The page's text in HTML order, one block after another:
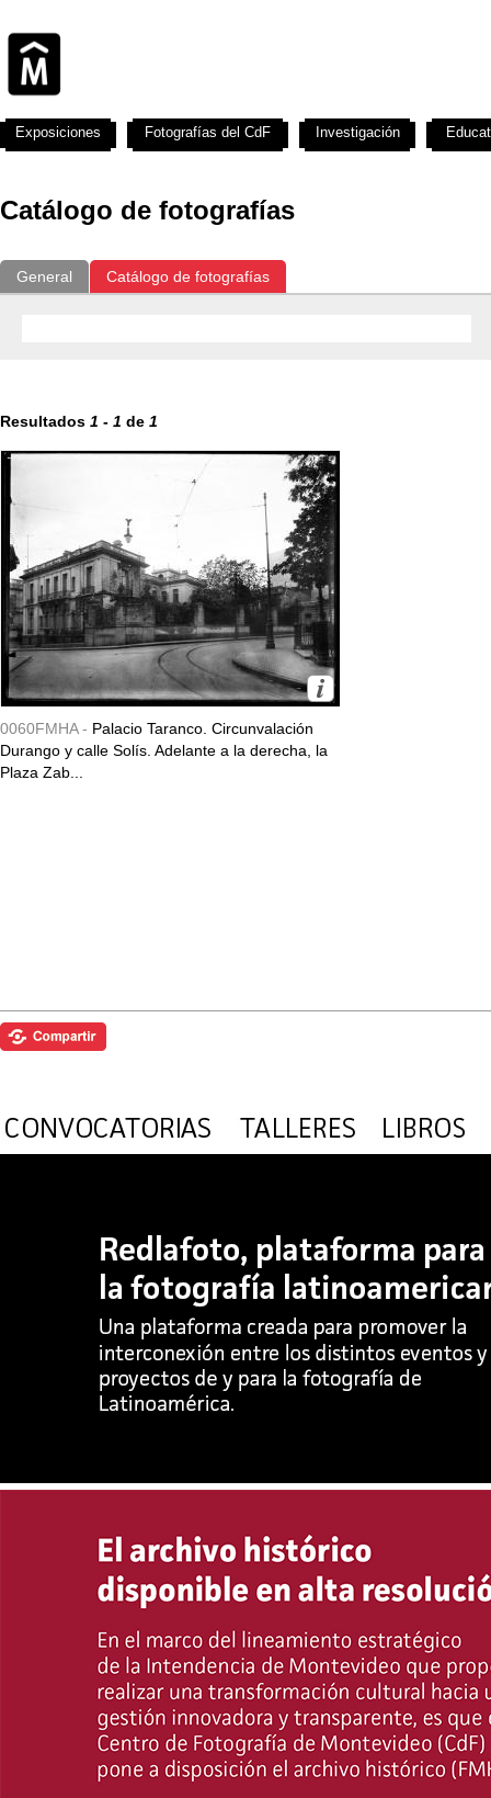
Catálogo de fotografías
General Catálogo de fotografías
Resultados 1 - 1 de 1
0060FMHA - Palacio Taranco. Circunvalación
Durango y calle Solís. Adelante a la derecha, la
Plaza Zab...
Exposiciones Fotografías del CdF Investigación